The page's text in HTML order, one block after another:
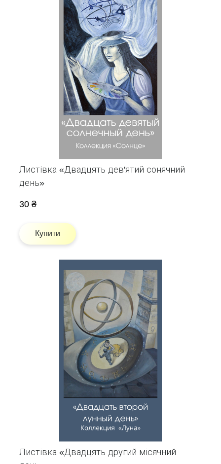
Листівка «Двадцять дев'ятий сонячний
день»
30 ₴
Купити
Листівка «Двадцять другий місячний